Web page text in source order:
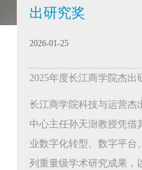
出研究奖
2026-01-25
2025年度长江商学院杰出
长江商学院科技与运营杰
中心主任孙天澍教授凭借
业数字化转型、数字平台
列重量级学术研究成果，